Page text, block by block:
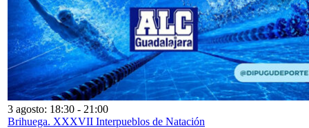
3 agosto: 18:30 - 21:00
Brihuega. XXXVII Interpueblos de Natación